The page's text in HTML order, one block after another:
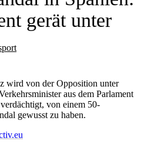
gerät unter
wird von der Opposition unter
aus dem Parlament
von einem 50-
gewusst zu haben.